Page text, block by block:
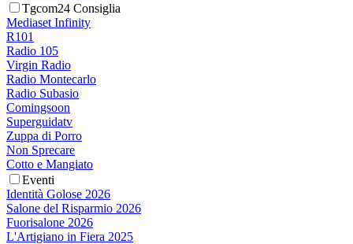
Tgcom24 Consiglia
Mediaset Infinity
R101
Radio 105
Virgin Radio
Radio Montecarlo
Radio Subasio
Comingsoon
Superguidatv
Zuppa di Porro
Non Sprecare
Cotto e Mangiato
Eventi
Identità Golose 2026
Salone del Risparmio 2026
Fuorisalone 2026
L'Artigiano in Fiera 2025